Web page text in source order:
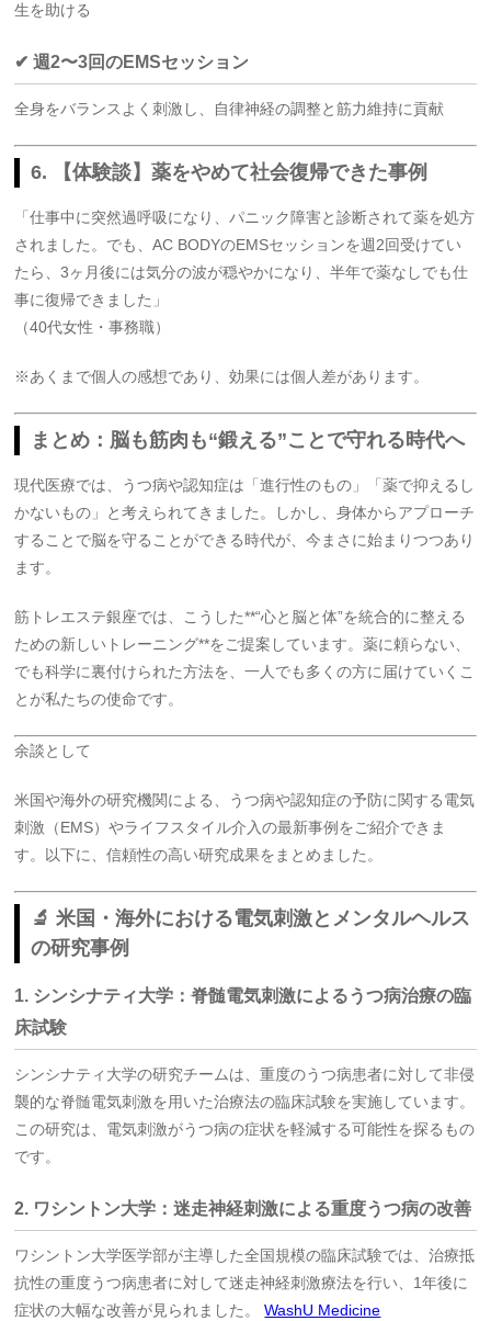
生を助ける
✔ 週2〜3回のEMSセッション
全身をバランスよく刺激し、自律神経の調整と筋力維持に貢献
6. 【体験談】薬をやめて社会復帰できた事例
「仕事中に突然過呼吸になり、パニック障害と診断されて薬を処方
されました。でも、AC BODYのEMSセッションを週2回受けてい
たら、3ヶ月後には気分の波が穏やかになり、半年で薬なしでも仕
事に復帰できました」
（40代女性・事務職）
※あくまで個人の感想であり、効果には個人差があります。
まとめ：脳も筋肉も“鍛える”ことで守れる時代へ
現代医療では、うつ病や認知症は「進行性のもの」「薬で抑えるし
かないもの」と考えられてきました。しかし、身体からアプローチ
することで脳を守ることができる時代が、今まさに始まりつつあり
ます。
筋トレエステ銀座では、こうした**“心と脳と体”を統合的に整える
ための新しいトレーニング**をご提案しています。薬に頼らない、
でも科学に裏付けられた方法を、一人でも多くの方に届けていくこ
とが私たちの使命です。
余談として
米国や海外の研究機関による、うつ病や認知症の予防に関する電気
刺激（EMS）やライフスタイル介入の最新事例をご紹介できま
す。以下に、信頼性の高い研究成果をまとめました。
🔬 米国・海外における電気刺激とメンタルヘルス
の研究事例
1. シンシナティ大学：脊髄電気刺激によるうつ病治療の臨
床試験
シンシナティ大学の研究チームは、重度のうつ病患者に対して非侵
襲的な脊髄電気刺激を用いた治療法の臨床試験を実施しています。
この研究は、電気刺激がうつ病の症状を軽減する可能性を探るもの
です。
2. ワシントン大学：迷走神経刺激による重度うつ病の改善
ワシントン大学医学部が主導した全国規模の臨床試験では、治療抵
抗性の重度うつ病患者に対して迷走神経刺激療法を行い、1年後に
症状の大幅な改善が見られました。
WashU Medicine